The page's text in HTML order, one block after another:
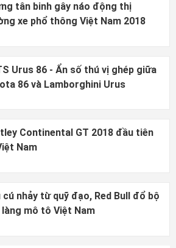
tân binh gây náo động thị
xe phổ thông Việt Nam 2018
Urus 86 - Ẩn số thú vị ghép giữa
86 và Lamborghini Urus
Continental GT 2018 đầu tiên
Nam
cú nhảy từ quỹ đạo, Red Bull đổ bộ
làng mô tô Việt Nam